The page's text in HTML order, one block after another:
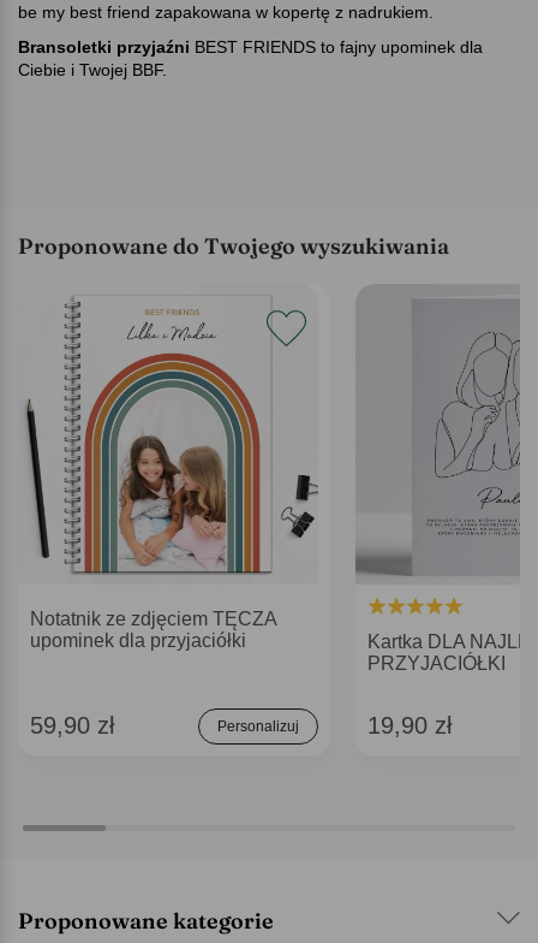
be my best friend zapakowana w kopertę z nadrukiem.
Bransoletki przyjaźni BEST FRIENDS to fajny upominek dla
Ciebie i Twojej BBF.
Proponowane do Twojego wyszukiwania
Notatnik ze zdjęciem TĘCZA
upominek dla przyjaciółki
59,90 zł Personalizuj
Kartka DLA
PRZYJACIÓŁKI
19,90 zł
Proponowane kategorie